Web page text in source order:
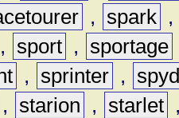
, spark ,
, sport , sportage
, sprinter ,
, starion , starlet